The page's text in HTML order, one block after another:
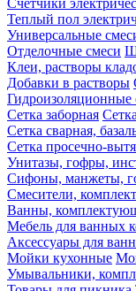
Теплый пол
Универсальные
Отделочные смеси
Клеи, растворы
Добавки в растворы
Гидроизоляционные
Сетка заборная
Сетка сварная,
Сетка просечно-
Унитазы, гофры,
Сифоны, манжеты,
Смесители,
Ванны,
Мебель для ванных
Аксессуары для
Мойки кухонные
Умывальники,